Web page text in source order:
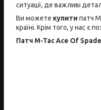
ситуації, де важливі
Ви можете купити патч
країні. Крім того, у нас є
Патч M-Tac Ace Of